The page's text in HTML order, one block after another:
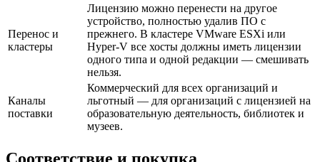
Перенос и
кластеры
Лицензию можно перенести на другое
устройство, полностью удалив ПО с
прежнего. В кластере VMware ESXi или
Hyper-V все хосты должны иметь лицензии
одного типа и одной редакции — смешивать
нельзя.
Каналы
поставки
Коммерческий для всех организаций и
льготный — для организаций с лицензией на
образовательную деятельность, библиотек и
музеев.